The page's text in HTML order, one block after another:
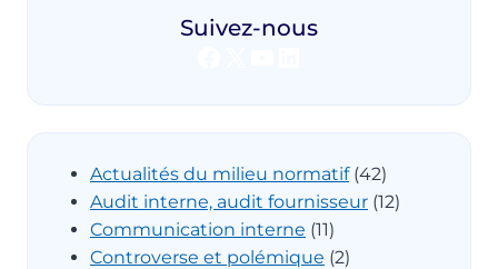
Suivez-nous
Actualités du milieu normatif(42)
Audit interne, audit fournisseur (12)
Communication interne (11)
Controverse et polémique (2)